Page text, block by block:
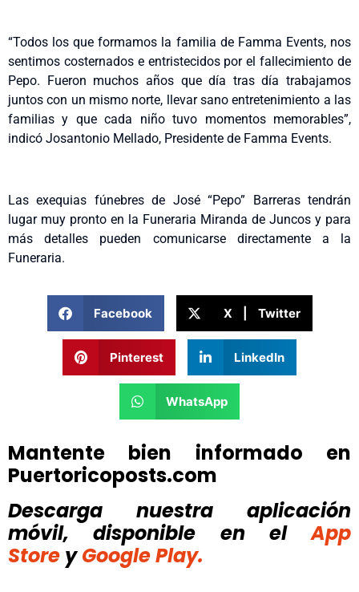
“Todos los que formamos la familia de Famma Events, nos
sentimos costernados e entristecidos por el fallecimiento de
Pepo. Fueron muchos años que día tras día trabajamos
juntos con un mismo norte, llevar sano entretenimiento a las
familias y que cada niño tuvo momentos memorables”,
indicó Josantonio Mellado, Presidente de Famma Events.
Las exequias fúnebres de José “Pepo” Barreras tendrán
lugar muy pronto en la Funeraria Miranda de Juncos y para
más detalles pueden comunicarse directamente a la
Funeraria.
Facebook X | Twitter
Pinterest LinkedIn
WhatsApp
Mantente bien informado en
Puertoricoposts.com
Descarga nuestra aplicación
móvil, disponible
en el
App
Store y Google Play.